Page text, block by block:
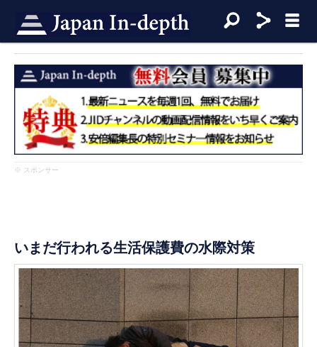
※ スポンサー
いまだ行われる生活保護費の水際対策